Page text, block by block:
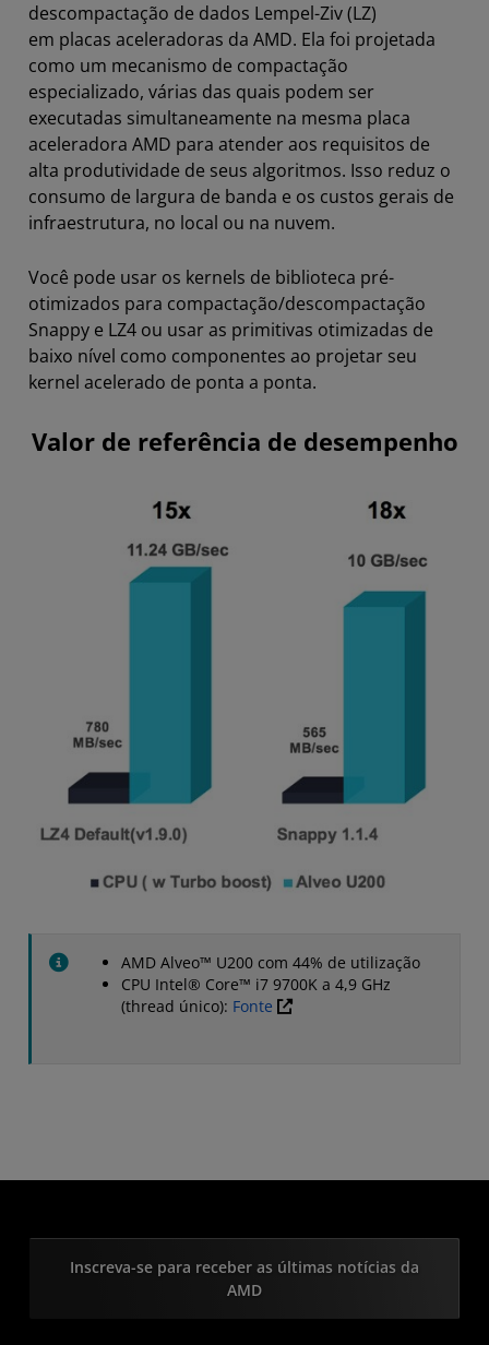
descompactação de dados Lempel-Ziv (LZ)
em placas aceleradoras da AMD. Ela foi projetada
como um mecanismo de compactação
especializado, várias das quais podem ser
executadas simultaneamente na mesma placa
aceleradora AMD para atender aos requisitos de
alta produtividade de seus algoritmos. Isso reduz o
consumo de largura de banda e os custos gerais de
infraestrutura, no local ou na nuvem.
Você pode usar os kernels de biblioteca pré-
otimizados para compactação/descompactação
Snappy e LZ4 ou usar as primitivas otimizadas de
baixo nível como componentes ao projetar seu
kernel acelerado de ponta a ponta.
Valor de referência de desempenho
AMD Alveo™ U200 com 44% de utilização
CPU Intel® Core™ i7 9700K a 4,9 GHz
(thread único): Fonte
Inscreva-se para receber as últimas notícias da
AMD